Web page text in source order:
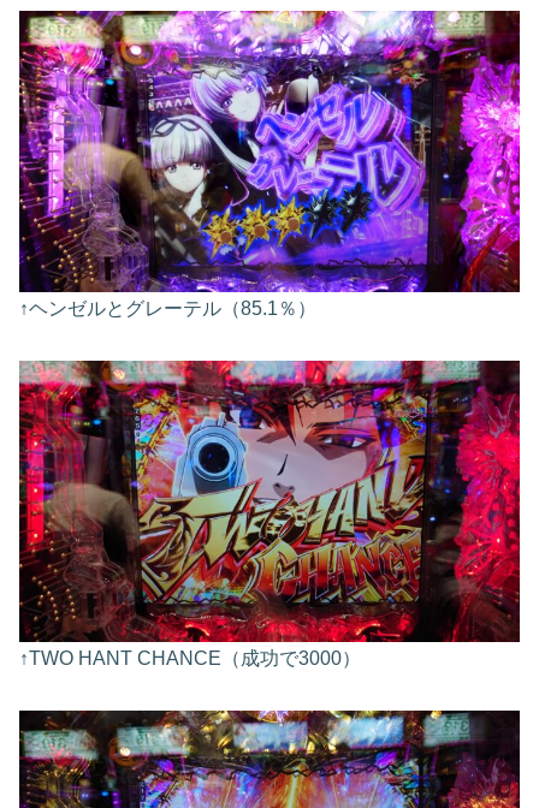
↑ヘンゼルとグレーテル（85.1％）
↑TWO HANT CHANCE（成功で3000）